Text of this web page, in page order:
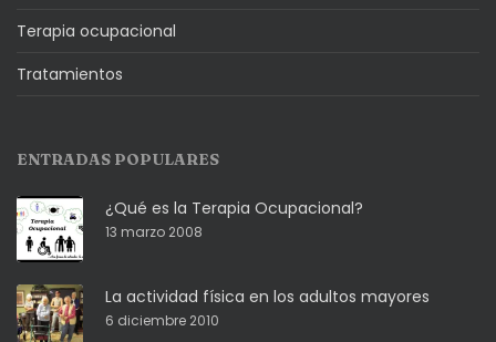
Terapia ocupacional
Tratamientos
ENTRADAS POPULARES
¿Qué es la Terapia Ocupacional?
13 marzo 2008
La actividad física en los adultos mayores
6 diciembre 2010